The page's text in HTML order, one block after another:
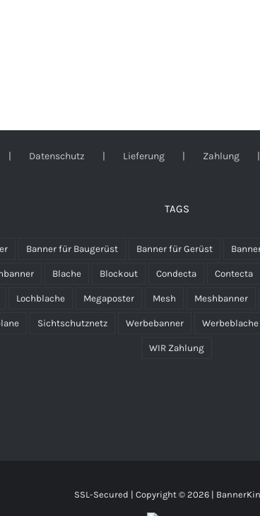
Datenschutz Lieferung Zahlung
TAGS
Banner für Baugerüst Banner für Gerüst
Blache Blockout Condecta Contecta
Lochblache Megaposter Mesh Meshbanner
Sichtschutznetz Werbebanner Werbeblache
WIR Zahlung
SSL-Secured | Copyright © 2026 |